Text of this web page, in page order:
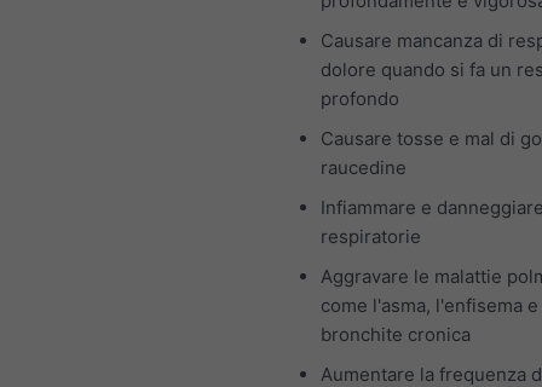
Causare mancanza di
dolore quando si fa un
profondo
Causare tosse e mal di
raucedine
Infiammare e
respiratorie
Aggravare le malattie
come l'asma, l'enfisema e
bronchite cronica
Aumentare la frequenza